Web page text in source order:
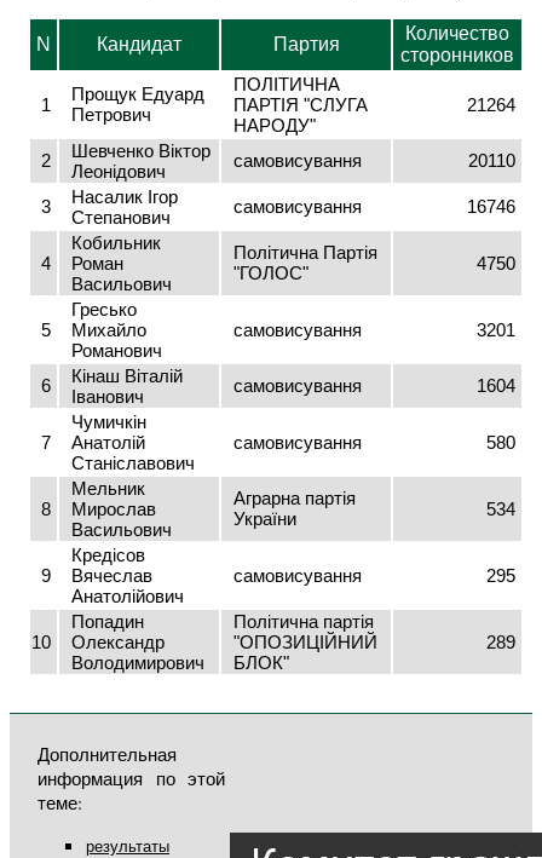
N Кандидат Партия
Количество
сторонников
1
Прощук Едуард
Петрович
ПОЛІТИЧНА
ПАРТІЯ "СЛУГА
НАРОДУ"
21264
2
Шевченко Віктор
Леонідович
самовисування 20110
3
Насалик Ігор
Степанович
самовисування 16746
4
Кобильник
Роман
Васильович
Політична Партія
"ГОЛОС"
4750
5
Гресько
Михайло
Романович
самовисування 3201
6
Кінаш Віталій
Іванович
самовисування 1604
7
Чумичкін
Анатолій
Станіславович
самовисування 580
8
Мельник
Мирослав
Васильович
Аграрна партія
України
534
9
Кредісов
Вячеслав
Анатолійович
самовисування 295
10
Попадин
Олександр
Володимирович
Політична партія
"ОПОЗИЦІЙНИЙ
БЛОК"
289
Дополнительная
информация по этой
теме:
результаты